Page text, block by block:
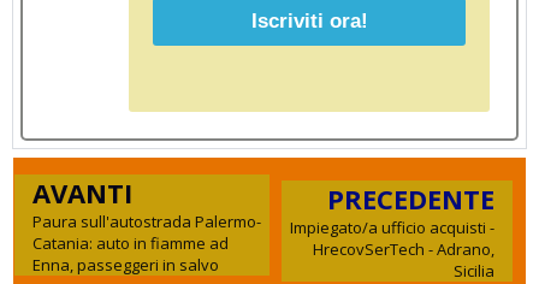
AVANTI
Paura sull'autostrada Palermo-
Catania: auto in fiamme ad
Enna, passeggeri in salvo
PRECEDENTE
Impiegato/a ufficio acquisti -
HrecovSerTech - Adrano,
Sicilia